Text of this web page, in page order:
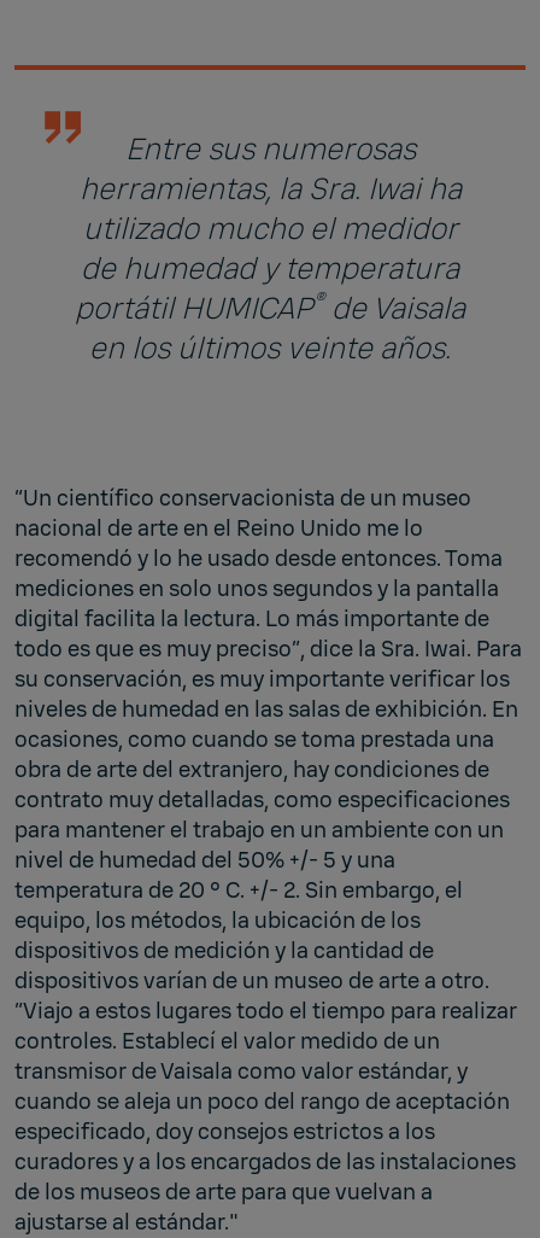
Entre sus numerosas
herramientas, la Sra. Iwai ha
utilizado mucho el medidor
de humedad y temperatura
portátil HUMICAP®de Vaisala
en los últimos veinte años.
“Un científico conservacionista de un museo
nacional de arte en el Reino Unido me lo
recomendó y lo he usado desde entonces. Toma
mediciones en solo unos segundos y la pantalla
digital facilita la lectura. Lo más importante de
todo es que es muy preciso”, dice la Sra. Iwai. Para
su conservación, es muy importante verificar los
niveles de humedad en las salas de exhibición. En
ocasiones, como cuando se toma prestada una
obra de arte del extranjero, hay condiciones de
contrato muy detalladas, como especificaciones
para mantener el trabajo en un ambiente con un
nivel de humedad del 50% +/- 5 y una
temperatura de 20 ° C. +/- 2. Sin embargo, el
equipo, los métodos, la ubicación de los
dispositivos de medición y la cantidad de
dispositivos varían de un museo de arte a otro.
“Viajo a estos lugares todo el tiempo para realizar
controles. Establecí el valor medido de un
transmisor de Vaisala como valor estándar, y
cuando se aleja un poco del rango de aceptación
especificado, doy consejos estrictos a los
curadores y a los encargados de las instalaciones
de los museos de arte para que vuelvan a
ajustarse al estándar."